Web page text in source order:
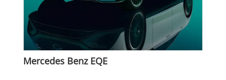
Mercedes Benz EQE